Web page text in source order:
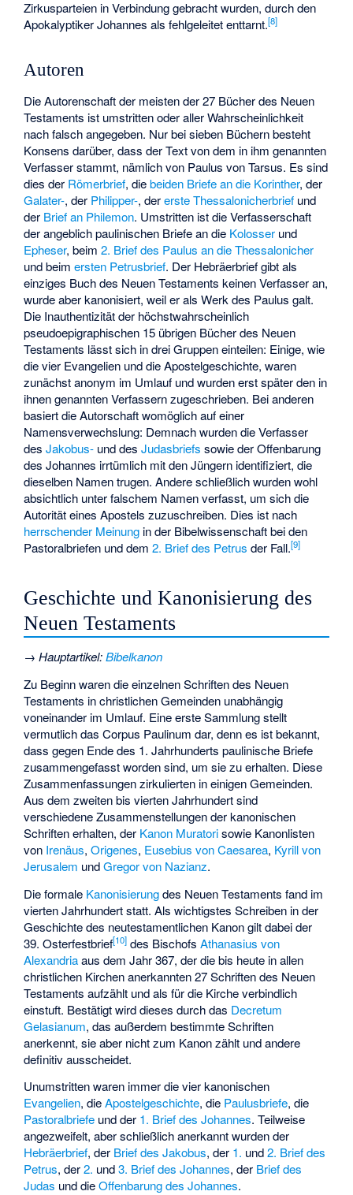
Zirkusparteien in Verbindung gebracht wurden, durch den
Apokalyptiker Johannes als fehlgeleitet enttarnt.[8]
Autoren
Die Autorenschaft der meisten der 27 Bücher des Neuen
Testaments ist umstritten oder aller Wahrscheinlichkeit
nach falsch angegeben. Nur bei sieben Büchern besteht
Konsens darüber, dass der Text von dem in ihm genannten
Verfasser stammt, nämlich von Paulus von Tarsus. Es sind
dies der Römerbrief, diebeiden Briefe an die Korinther, der
Galater-, der Philipper-, dererste Thessalonicherbrief und
der Brief an Philemon. Umstritten ist die Verfasserschaft
der angeblich paulinischen Briefe an die Kolosser und
Epheser, beim2. Brief des Paulus an die Thessalonicher
und beimersten Petrusbrief. Der Hebräerbrief gibt als
einziges Buch des Neuen Testaments keinen Verfasser an,
wurde aber kanonisiert, weil er als Werk des Paulus galt.
Die Inauthentizität der höchstwahrscheinlich
pseudoepigraphischen 15 übrigen Bücher des Neuen
Testaments lässt sich in drei Gruppen einteilen: Einige, wie
die vier Evangelien und die Apostelgeschichte, waren
zunächst anonym im Umlauf und wurden erst später den in
ihnen genannten Verfassern zugeschrieben. Bei anderen
basiert die Autorschaft womöglich auf einer
Namensverwechslung: Demnach wurden die Verfasser
desJakobus- und desJudasbriefs sowie der Offenbarung
des Johannes irrtümlich mit den Jüngern identifiziert, die
dieselben Namen trugen. Andere schließlich wurden wohl
absichtlich unter falschem Namen verfasst, um sich die
Autorität eines Apostels zuzuschreiben. Dies ist nach
herrschender Meinung in der Bibelwissenschaft bei den
Pastoralbriefen und dem2. Brief des Petrus der Fall.[9]
Geschichte und Kanonisierung des
Neuen Testaments
→Hauptartikel:Bibelkanon
Zu Beginn waren die einzelnen Schriften des Neuen
Testaments in christlichen Gemeinden unabhängig
voneinander im Umlauf. Eine erste Sammlung stellt
vermutlich dasCorpus Paulinum dar, denn es ist bekannt,
dass gegen Ende des 1. Jahrhunderts paulinische Briefe
zusammengefasst worden sind, um sie zu erhalten. Diese
Zusammenfassungen zirkulierten in einigen Gemeinden.
Aus dem zweiten bis vierten Jahrhundert sind
verschiedene Zusammenstellungen der kanonischen
Schriften erhalten, der Kanon Muratorisowie Kanonlisten
von Irenäus,Origenes, Eusebius von Caesarea, Kyrill von
Jerusalem undGregor von Nazianz.
Die formale Kanonisierungdes Neuen Testaments fand im
vierten Jahrhundert statt. Als wichtigstes Schreiben in der
Geschichte des neutestamentlichen Kanon gilt dabei der
39. Osterfestbrief[10] des BischofsAthanasius von
Alexandriaaus dem Jahr 367, der die bis heute in allen
christlichen Kirchen anerkannten 27 Schriften des Neuen
Testaments aufzählt und als für die Kirche verbindlich
einstuft. Bestätigt wird dieses durch das Decretum
Gelasianum, das außerdem bestimmte Schriften
anerkennt, sie aber nicht zum Kanon zählt und andere
definitiv ausscheidet.
Unumstritten waren immer die vier kanonischen
Evangelien, dieApostelgeschichte, die Paulusbriefe, die
Pastoralbriefe und der 1. Brief des Johannes. Teilweise
angezweifelt, aber schließlich anerkannt wurden der
Hebräerbrief, der Brief des Jakobus, der 1. und2. Brief des
Petrus, der2. und3. Brief des Johannes, der Brief des
Judas und dieOffenbarung des Johannes.